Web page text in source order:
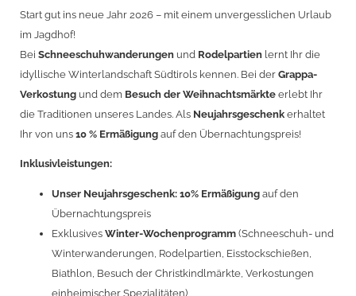
Start gut ins neue Jahr 2026 – mit einem unvergesslichen Urlaub
im Jagdhof!
Bei Schneeschuhwanderungen und Rodelpartien lernt Ihr die
idyllische Winterlandschaft Südtirols kennen. Bei der Grappa-
Verkostung und dem Besuch der Weihnachtsmärkte erlebt Ihr
die Traditionen unseres Landes. Als Neujahrsgeschenk erhaltet
Ihr von uns 10 % Ermäßigung auf den Übernachtungspreis!
Inklusivleistungen:
Unser Neujahrsgeschenk: 10% Ermäßigung auf den
Übernachtungspreis
Exklusives Winter-Wochenprogramm (Schneeschuh- und
Winterwanderungen, Rodelpartien, Eisstockschießen,
Biathlon, Besuch der Christkindlmärkte, Verkostungen
einheimischer Spezialitäten)